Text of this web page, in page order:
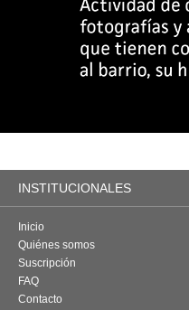
INSTITUCIONALES
Inicio
Quiénes somos
Suscripción
FAQ
Contacto